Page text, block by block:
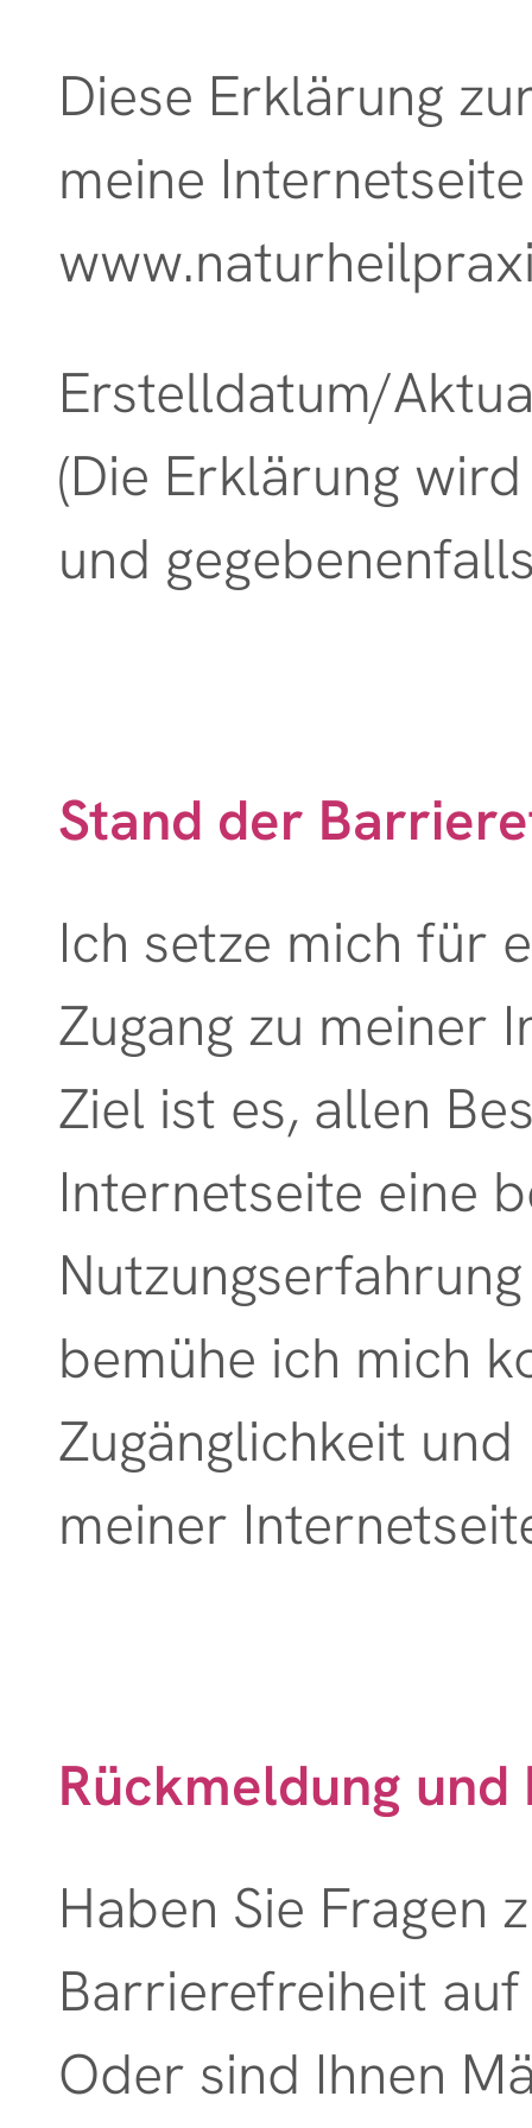
Naturheilkunde für
Individuelle
Ernährungsberatung
Stress - Burnout
natürliche
Ohrakupunktur
Physiokeybehandlung
Injektionstherapie
Kräutertherapie
Homöopathie
Kinesiologie
Pulsdiagnostik /
Zungendiagnostik
Kontakt
Diese Erklärung
meine
Erstelldatum/
(Die Erklärung
und
Stand der
Ich setze mich für
Zugang zu meiner
Ziel ist es, allen
Internetseite eine
bemühe ich mich
Zugänglichkeit
meiner
Rückmeldung
Haben Sie Fragen
Barrierefreiheit
Oder sind Ihnen